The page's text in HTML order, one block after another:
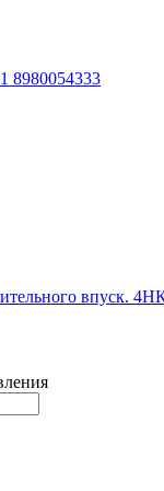
8980054333
впуск.